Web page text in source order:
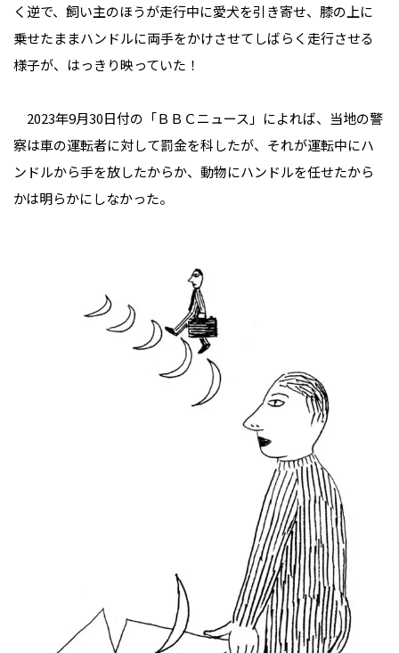
く逆で、飼い主のほうが走行中に愛犬を引き寄せ、膝の上に
乗せたままハンドルに両手をかけさせてしばらく走行させる
様子が、はっきり映っていた！
2023年9月30日付の「ＢＢＣニュース」によれば、当地の警
察は車の運転者に対して罰金を科したが、それが運転中にハ
ンドルから手を放したからか、動物にハンドルを任せたから
かは明らかにしなかった。